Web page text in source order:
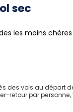
sec
les moins
des vols au départ
retour par